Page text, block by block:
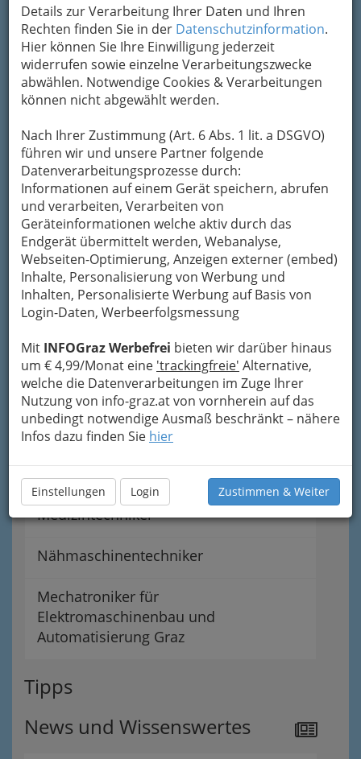
Details zur Verarbeitung Ihrer Daten und Ihren
Rechten finden Sie in der Datenschutzinformation.
Hier können Sie Ihre Einwilligung jederzeit
widerrufen sowie einzelne Verarbeitungszwecke
abwählen. Notwendige Cookies & Verarbeitungen
können nicht abgewählt werden.
Nach Ihrer Zustimmung (Art. 6 Abs. 1 lit. a DSGVO)
führen wir und unsere Partner folgende
Datenverarbeitungsprozesse durch:
Informationen auf einem Gerät speichern, abrufen
und verarbeiten, Verarbeiten von
Geräteinformationen welche aktiv durch das
Endgerät übermittelt werden, Webanalyse,
Webseiten-Optimierung, Anzeigen externer (embed)
Inhalte, Personalisierung von Werbung und
Inhalten, Personalisierte Werbung auf Basis von
Login-Daten, Werbeerfolgsmessung
Mit INFOGraz Werbefrei bieten wir darüber hinaus
um € 4,99/Monat eine 'trackingfreie' Alternative,
welche die Datenverarbeitungen im Zuge Ihrer
Nutzung von info-graz.at von vornherein auf das
unbedingt notwendige Ausmaß beschränkt – nähere
Infos dazu finden Sie hier
Einstellungen Login Zustimmen & Weiter
So gliedert die WKO
Bürokommunikationstechniker
Elektromaschinenbauer
Elektroniker
Fahrradtechniker
Kälteanlagentechniker
Luftfahrzeugmechaniker
Maschinen- & Fertigungstechniker
Landesinnung der Mechatroniker
Medizintechniker
Nähmaschinentechniker
Mechatroniker für
Elektromaschinenbau und
Automatisierung Graz
Tipps
News und Wissenswertes